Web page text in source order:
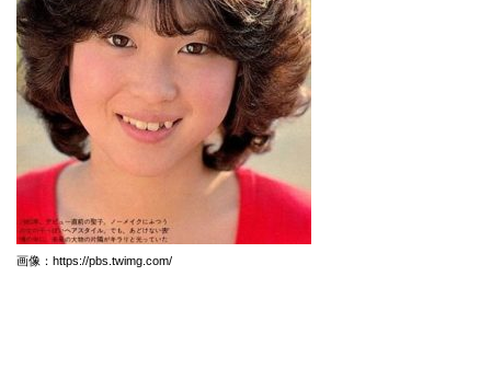
画像：https://pbs.twimg.com/